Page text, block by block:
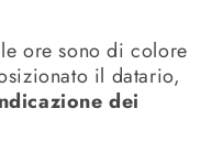
ore sono di colore
il datario,
dei